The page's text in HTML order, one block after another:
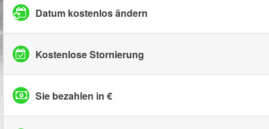
Datum kostenlos ändern
Kostenlose Stornierung
Sie bezahlen in €